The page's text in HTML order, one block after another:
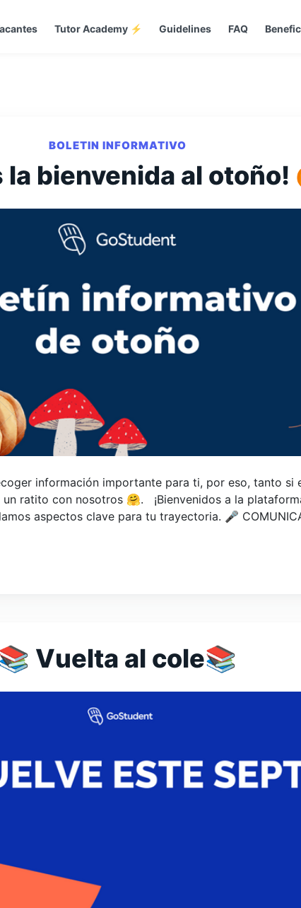
Tutor Academy ⚡ Guidelines FAQ
BOLETIN INFORMATIVO
la bienvenida al otoño!
información importante para ti, por eso, tanto si
ratito con nosotros 🤗. ¡Bienvenidos a la
aspectos clave para tu trayectoria. 🎤
📚 Vuelta al cole📚